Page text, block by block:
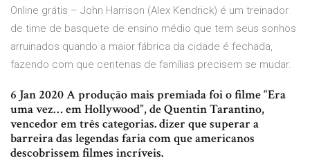
Online grátis – John Harrison (Alex Kendrick) é um treinador
de time de basquete de ensino médio que tem seus sonhos
arruinados quando a maior fábrica da cidade é fechada,
fazendo com que centenas de famílias precisem se mudar.
6 Jan 2020 A produção mais premiada foi o filme “Era
uma vez… em Hollywood”, de Quentin Tarantino,
vencedor em três categorias. dizer que superar a
barreira das legendas faria com que americanos
descobrissem filmes incríveis.